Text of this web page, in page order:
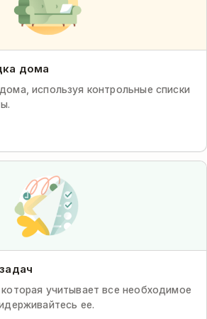
дома
используя контрольные списки
учитывает все необходимое
ее.